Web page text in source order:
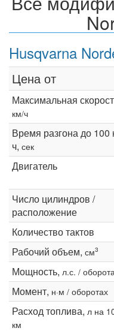
Husqvarna
Цена от
Максимальная
км/ч
Время разгона до 100
ч, сек
Двигатель
Число цилиндров /
расположение
Количество тактов
Рабочий объем, см3
Мощность, л.с. /
Момент, н·м / оборотах
Расход топлива, л на
км